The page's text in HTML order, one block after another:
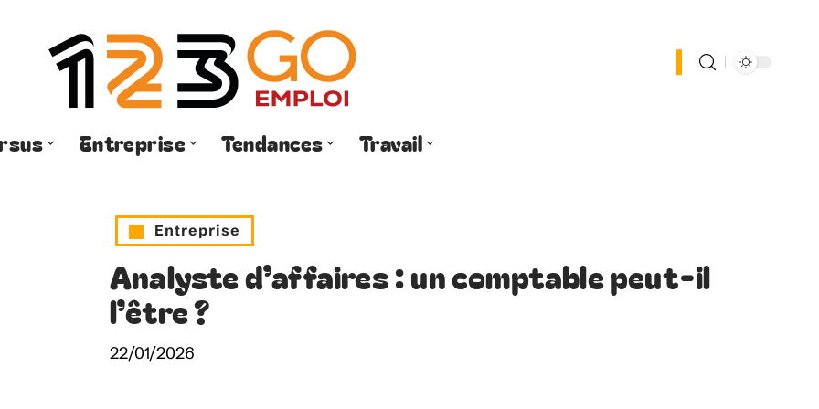
Entreprise Tendances Travail
Entreprise
Analyste d’affaires : un comptable peut-il
l’être ?
22/01/2026